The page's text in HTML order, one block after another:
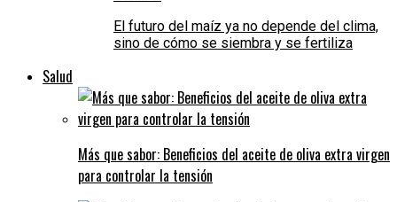
El futuro del maíz ya no depende del clima,
sino de cómo se siembra y se fertiliza
Salud
Más que sabor: Beneficios del aceite de oliva extra virgen
para controlar la tensión